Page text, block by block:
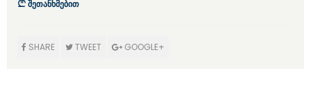
შეთანხმებით
SHARE TWEET GOOGLE+